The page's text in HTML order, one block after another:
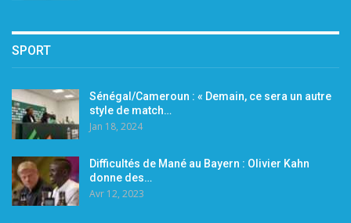
SPORT
Sénégal/Cameroun : « Demain, ce sera un autre
style de match…
Jan 18, 2024
Difficultés de Mané au Bayern : Olivier Kahn
donne des…
Avr 12, 2023